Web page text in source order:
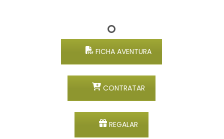
FICHA AVENTURA
CONTRATAR
REGALAR